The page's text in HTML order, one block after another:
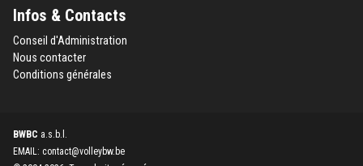
Infos & Contacts
Conseil d'Administration
Nous contacter
Conditions générales
BWBC a.s.b.l.
EMAIL: contact@volleybw.be